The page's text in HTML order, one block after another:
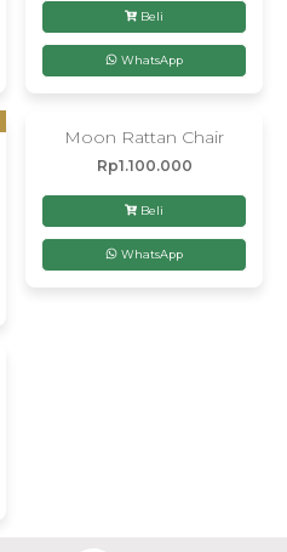
Beli
WhatsApp
Moon Rattan Chair
Rp1.100.000
Beli
WhatsApp